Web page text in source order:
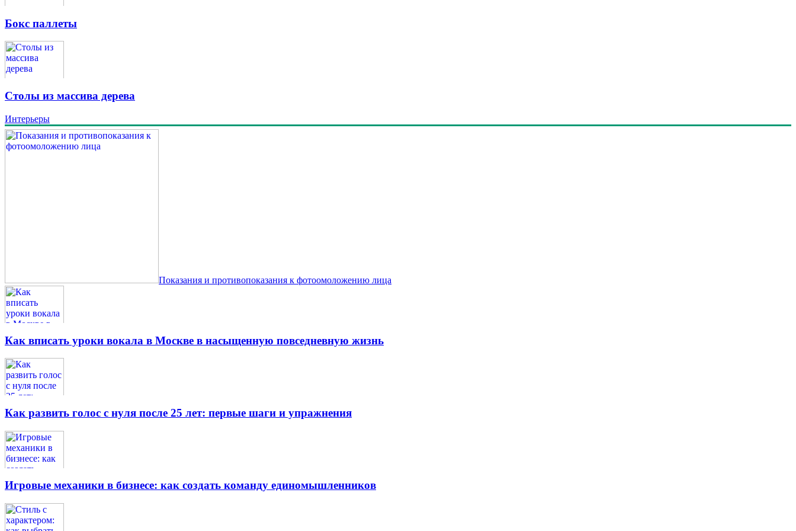
Бокс паллеты
Столы из массива дерева
Интерьеры
Показания и противопоказания к фотоомоложению лица
Как вписать уроки вокала в Москве в насыщенную повседневную жизнь
Как развить голос с нуля после 25 лет: первые шаги и упражнения
Игровые механики в бизнесе: как создать команду единомышленников